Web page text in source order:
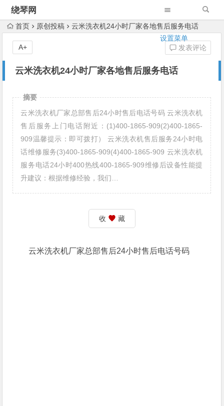
绕琴网
设置菜单
首页 原创投稿 云米洗衣机24小时厂家各地售后服务电话
云米洗衣机24小时厂家各地售后服务电话
发表评论
A+
摘要
云米洗衣机厂家总部售后24小时售后电话号码 云米洗衣机
售后服务上门电话附近：(1)400-1865-909(2)400-1865-
909温馨提示：即可拨打） 云米洗衣机售后服务24小时电
话维修服务(3)400-1865-909(4)400-1865-909 云米洗衣机
服务电话24小时400热线400-1865-909维修后设备性能提
升建议：根据维修经验，我们…
收 藏
云米洗衣机厂家总部售后24小时售后电话号码